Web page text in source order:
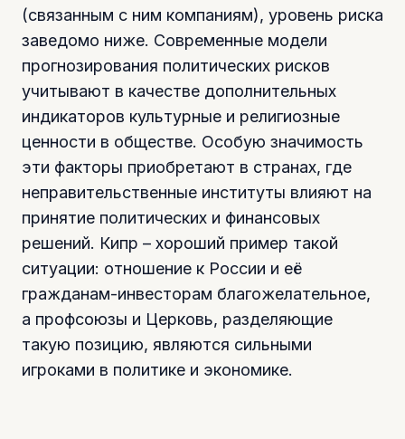
(связанным с ним компаниям), уровень риска
заведомо ниже. Современные модели
прогнозирования политических рисков
учитывают в качестве дополнительных
индикаторов культурные и религиозные
ценности в обществе. Особую значимость
эти факторы приобретают в странах, где
неправительственные институты влияют на
принятие политических и финансовых
решений. Кипр – хороший пример такой
ситуации: отношение к России и её
гражданам-инвесторам благожелательное,
а профсоюзы и Церковь, разделяющие
такую позицию, являются сильными
игроками в политике и экономике.